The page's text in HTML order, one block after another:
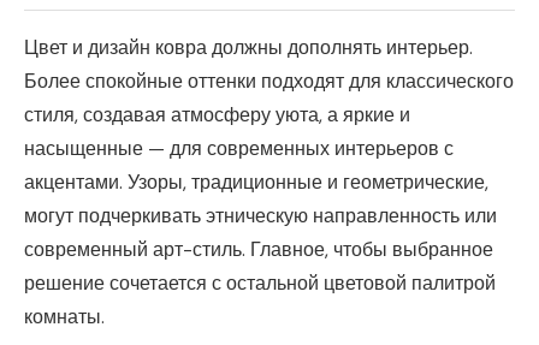
Цвет и дизайн ковра должны дополнять интерьер.
Более спокойные оттенки подходят для классического
стиля, создавая атмосферу уюта, а яркие и
насыщенные — для современных интерьеров с
акцентами. Узоры, традиционные и геометрические,
могут подчеркивать этническую направленность или
современный арт-стиль. Главное, чтобы выбранное
решение сочетается с остальной цветовой палитрой
комнаты.